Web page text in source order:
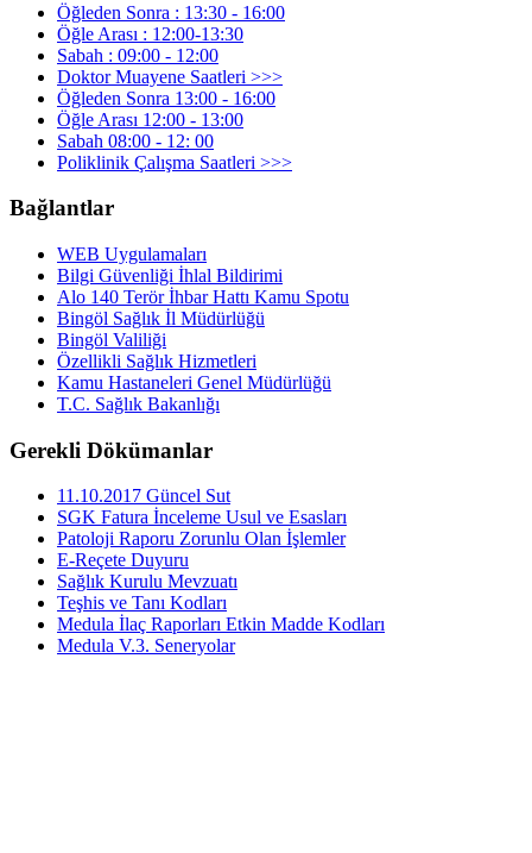
Öğleden Sonra : 13:30 - 16:00
Öğle Arası : 12:00-13:30
Sabah : 09:00 - 12:00
Doktor Muayene Saatleri >>>
Öğleden Sonra 13:00 - 16:00
Öğle Arası 12:00 - 13:00
Sabah 08:00 - 12: 00
Poliklinik Çalışma Saatleri >>>
Bağlantlar
WEB Uygulamaları
Bilgi Güvenliği İhlal Bildirimi
Alo 140 Terör İhbar Hattı Kamu Spotu
Bingöl Sağlık İl Müdürlüğü
Bingöl Valiliği
Özellikli Sağlık Hizmetleri
Kamu Hastaneleri Genel Müdürlüğü
T.C. Sağlık Bakanlığı
Gerekli Dökümanlar
11.10.2017 Güncel Sut
SGK Fatura İnceleme Usul ve Esasları
Patoloji Raporu Zorunlu Olan İşlemler
E-Reçete Duyuru
Sağlık Kurulu Mevzuatı
Teşhis ve Tanı Kodları
Medula İlaç Raporları Etkin Madde Kodları
Medula V.3. Seneryolar